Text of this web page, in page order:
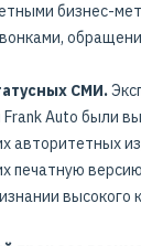
бизнес-
СМИ.
Auto были
авторитетных
печатную
высокого